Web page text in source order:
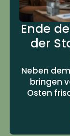
Ende
der
Neben
bringen
Osten